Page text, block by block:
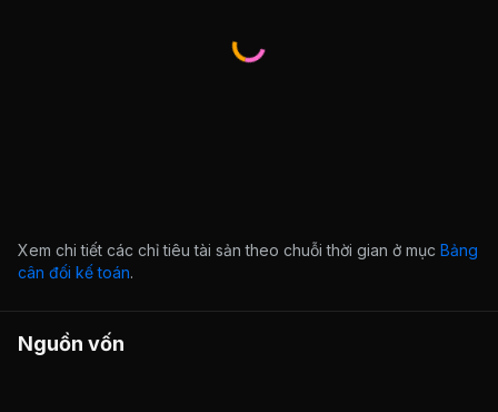
Xem chi tiết các chỉ tiêu tài sản theo chuỗi thời gian ở mục Bảng
cân đối kế toán.
Nguồn vốn